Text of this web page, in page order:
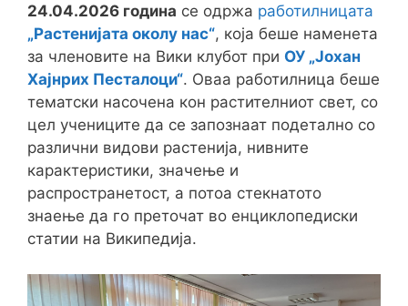
24.04.2026 година се одржа работилницата
„Растенијата околу нас“, која беше наменета
за членовите на Вики клубот при ОУ „Јохан
Хајнрих Песталоци“. Оваа работилница беше
тематски насочена кон растителниот свет, со
цел учениците да се запознаат подетално со
различни видови растенија, нивните
карактеристики, значење и
распространетост, а потоа стекнатото
знаење да го преточат во енциклопедиски
статии на Википедија.